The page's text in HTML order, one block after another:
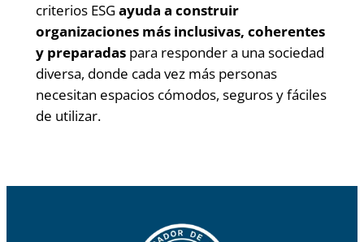
criterios ESGayuda a construir
organizaciones más inclusivas, coherentes
y preparadaspara responder a una sociedad
diversa, donde cada vez más personas
necesitan espacios cómodos, seguros y fáciles
de utilizar.